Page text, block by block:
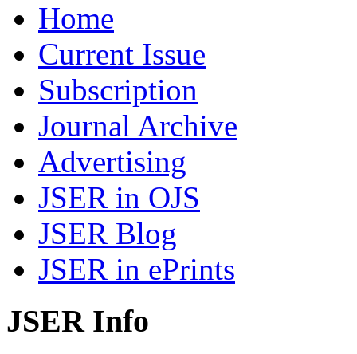
Home
Current Issue
Subscription
Journal Archive
Advertising
JSER in OJS
JSER Blog
JSER in ePrints
JSER Info